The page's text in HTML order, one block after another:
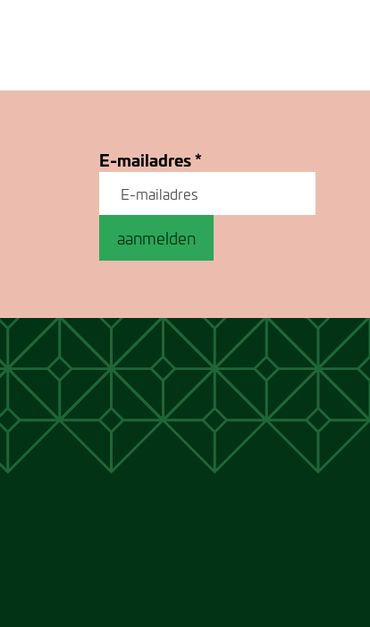
E-mailadres*
aanmelden